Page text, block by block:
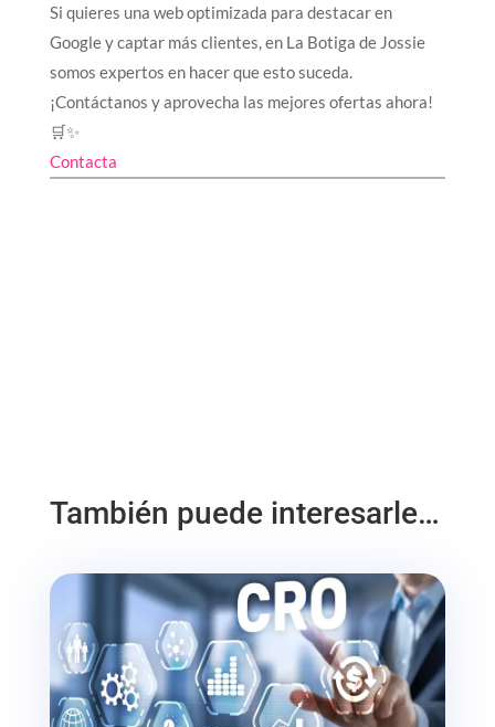
Si quieres una web optimizada para destacar en
Google y captar más clientes, en La Botiga de Jossie
somos expertos en hacer que esto suceda.
¡Contáctanos y aprovecha las mejores ofertas ahora!
🛒✨
Contacta
También puede interesarle…